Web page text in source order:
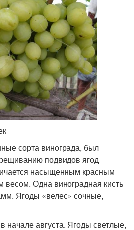
сорта винограда, был
подвидов ягод
насыщенным красным
весом. Одна виноградная кисть
Ягоды «велес» сочные,
начале августа. Ягоды светлые,